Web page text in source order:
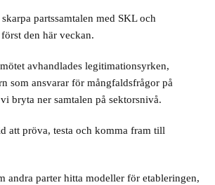
partssamtalen med SKL och
den här veckan.
avhandlades legitimationsyrken,
som ansvarar för mångfaldsfrågor på
bryta ner samtalen på sektorsnivå.
att pröva, testa och komma fram till
andra parter hitta modeller för etableringen,